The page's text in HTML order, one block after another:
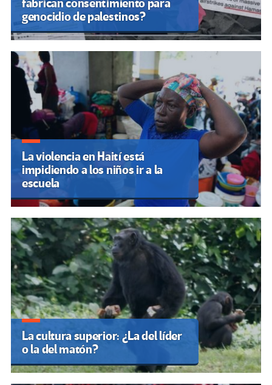
fabrican consentimiento para
genocidio de palestinos?
La violencia en Haití está
impidiendo a los niños ir a la
escuela
La cultura superior: ¿La del líder
o la del matón?